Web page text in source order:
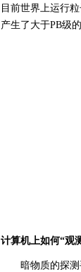
目前世界上运行
产生了大于PB级
计算机上如何“观
暗物质的探